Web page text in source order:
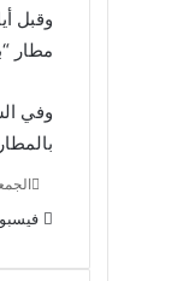
وقبل
مطار
وفي
الجمعة,2025/01/03